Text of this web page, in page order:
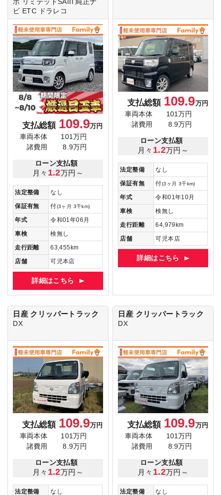
ボ リミテッドSAIII
純正ナ
ビ ETC ドラレコ
支払総額 109.9万円
車両本体
101万円
諸費用
8.9万円
ローン支払額
月々 1.2万円～
法定整備
なし
保証有無
付(3ヶ月 3千km)
年式
令和01年06月
車検
検無し
走行距離
63,455km
店舗
可児本店
詳細はこちら
支払総額 109.9万円
車両本体
101万円
諸費用
8.9万円
ローン支払額
月々 1.2万円～
法定整備
なし
保証有無
付(3ヶ月 3千km)
年式
令和01年10月
車検
検無し
走行距離
64,979km
店舗
可児本店
詳細はこちら
日産 クリッパートラック
DX
支払総額 109.9万円
車両本体
101万円
諸費用
8.9万円
ローン支払額
月々 1.2万円～
法定整備 なし
日産 クリッパートラック
DX
支払総額 109.9万円
車両本体
101万円
諸費用
8.9万円
ローン支払額
月々 1.2万円～
法定整備 なし